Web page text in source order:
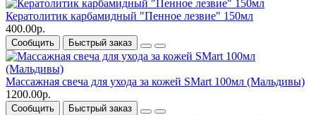
Кератолитик карбамидный "Пенное лезвие" 150мл
400.00р.
Сообщить Быстрый заказ
Массажная свеча для ухода за кожей SMart 100мл (Мальдивы)
1200.00р.
Сообщить Быстрый заказ